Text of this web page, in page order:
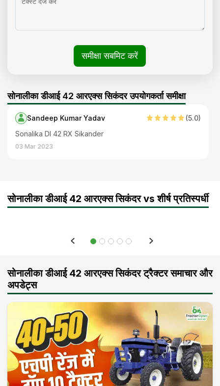
समीक्षा सबमिट करें
सोनालीका डीआई 42 आरएक्स सिकंदर उपयोगकर्ता समीक्षा
Sandeep Kumar Yadav (5.0)
Sonalika DI 42 RX Sikander
03 Mar 2023
सोनालीका डीआई 42 आरएक्स सिकंदर vs शीर्ष प्रतिस्पर्धी
सोनालीका डीआई 42 आरएक्स सिकंदर ट्रैक्टर समाचार और
अपडेट्स